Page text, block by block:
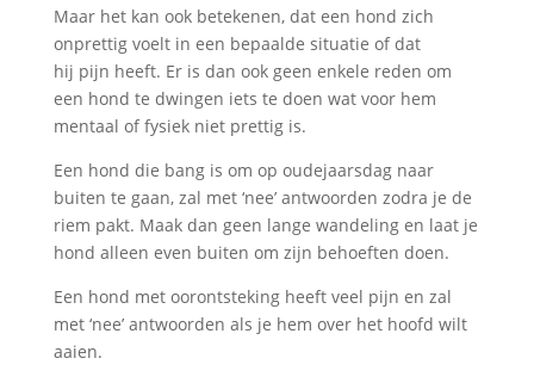
Maar het kan ook betekenen, dat een hond zich
onprettig voelt in een bepaalde situatie of dat
hij pijn heeft. Er is dan ook geen enkele reden om
een hond te dwingen iets te doen wat voor hem
mentaal of fysiek niet prettig is.
Een hond die bang is om op oudejaarsdag naar
buiten te gaan, zal met ‘nee’ antwoorden zodra je de
riem pakt. Maak dan geen lange wandeling en laat je
hond alleen even buiten om zijn behoeften doen.
Een hond met oorontsteking heeft veel pijn en zal
met ‘nee’ antwoorden als je hem over het hoofd wilt
aaien.